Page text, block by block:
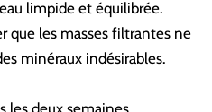
limpide et équilibrée.
que les masses filtrantes ne
minéraux indésirables.
les deux semaines